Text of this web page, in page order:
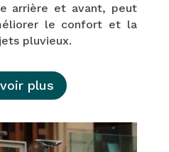
arrière et avant, peut
le confort et la
pluvieux.
plus